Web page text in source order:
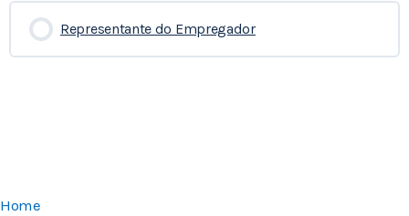
Representante do Empregador
0% COMPLETADO 0/0 Etapas
Home